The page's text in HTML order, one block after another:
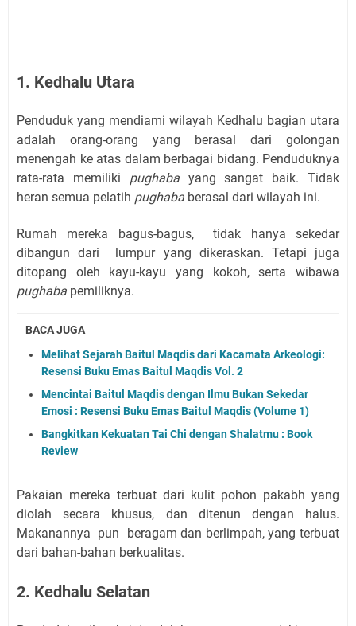
1. Kedhalu Utara
Penduduk yang mendiami wilayah Kedhalu bagian utara
adalah orang-orang yang berasal dari golongan
menengah ke atas dalam berbagai bidang. Penduduknya
rata-rata memiliki pughabayang sangat baik. Tidak
heran semua pelatih pughaba berasal dari wilayah ini.
Rumah mereka bagus-bagus,
tidak hanya sekedar
dibangun dari
lumpur yang dikeraskan. Tetapi juga
ditopang oleh kayu-kayu yang kokoh, serta wibawa
pughaba pemiliknya.
BACA JUGA
Melihat Sejarah Baitul Maqdis dari Kacamata Arkeologi:
Resensi Buku Emas Baitul Maqdis Vol. 2
Mencintai Baitul Maqdis dengan Ilmu Bukan Sekedar
Emosi : Resensi Buku Emas Baitul Maqdis (Volume 1)
Bangkitkan Kekuatan Tai Chi dengan Shalatmu : Book
Review
Pakaian mereka terbuat dari kulit pohon pakabh yang
diolah secara khusus, dan ditenun dengan halus.
Makanannya pun
beragam dan berlimpah, yang terbuat
dari bahan-bahan berkualitas.
2. Kedhalu Selatan